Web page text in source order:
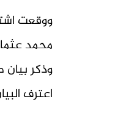
ووقعت
محمد
اعترف البيان